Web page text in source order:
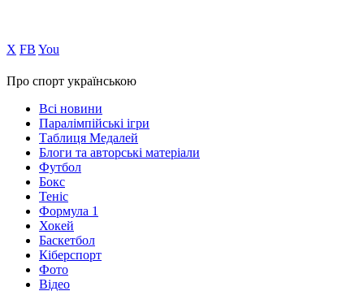
Х FB You
Про спорт українською
Всі новини
Паралімпійські ігри
Таблиця Медалей
Блоги та авторські матеріали
Футбол
Бокс
Теніс
Формула 1
Хокей
Баскетбол
Кіберспорт
Фото
Відео